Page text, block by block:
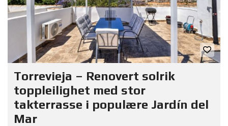
Torrevieja – Renovert solrik
toppleilighet med stor
takterrasse i populære Jardín del
Mar